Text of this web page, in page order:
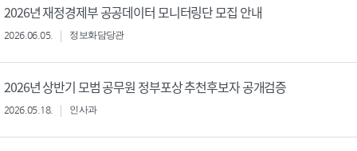
2026년 재정경제부 공공데이터 모니터링단 모집 안내
2026.06.05. 정보화담당관
2026년 상반기 모범 공무원 정부포상 추천후보자 공개검증
2026.05.18. 인사과